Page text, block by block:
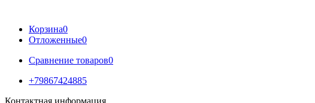
Корзина0
Отложенные0
Сравнение товаров0
+79867424885
Контактная информация